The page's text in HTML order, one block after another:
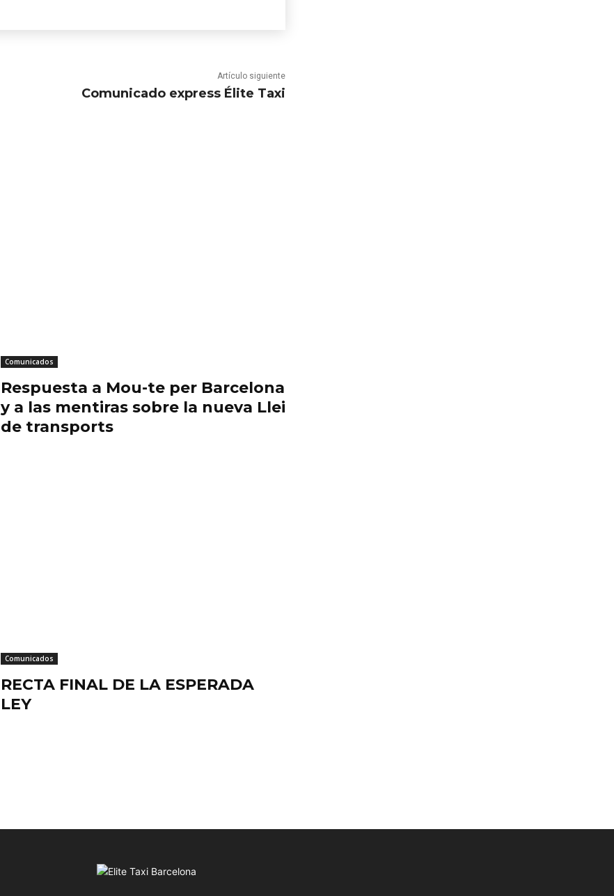
Artículo siguiente
Comunicado express Élite Taxi
Comunicados
Respuesta a Mou-te per Barcelona
y a las mentiras sobre la nueva Llei
de transports
Comunicados
RECTA FINAL DE LA ESPERADA
LEY